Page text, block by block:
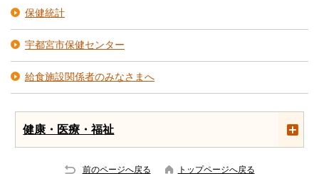
保健統計
宇都宮市保健センター
給食施設関係者のみなさまへ
健康・医療・福祉
前のページへ戻る トップページへ戻る